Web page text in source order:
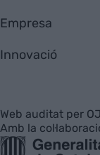
Empresa
Innovació
Web auditat per
Amb la